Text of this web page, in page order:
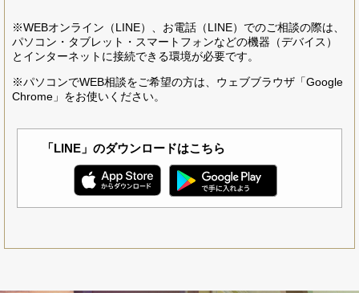
※WEBオンライン（LINE）、お電話（LINE）でのご相談の際は、
パソコン・タブレット・スマートフォンなどの機器（デバイス）
とインターネットに接続できる環境が必要です。
※パソコンでWEB相談をご希望の方は、ウェブブラウザ「Google
Chrome」をお使いください。
「LINE」のダウンロードはこちら